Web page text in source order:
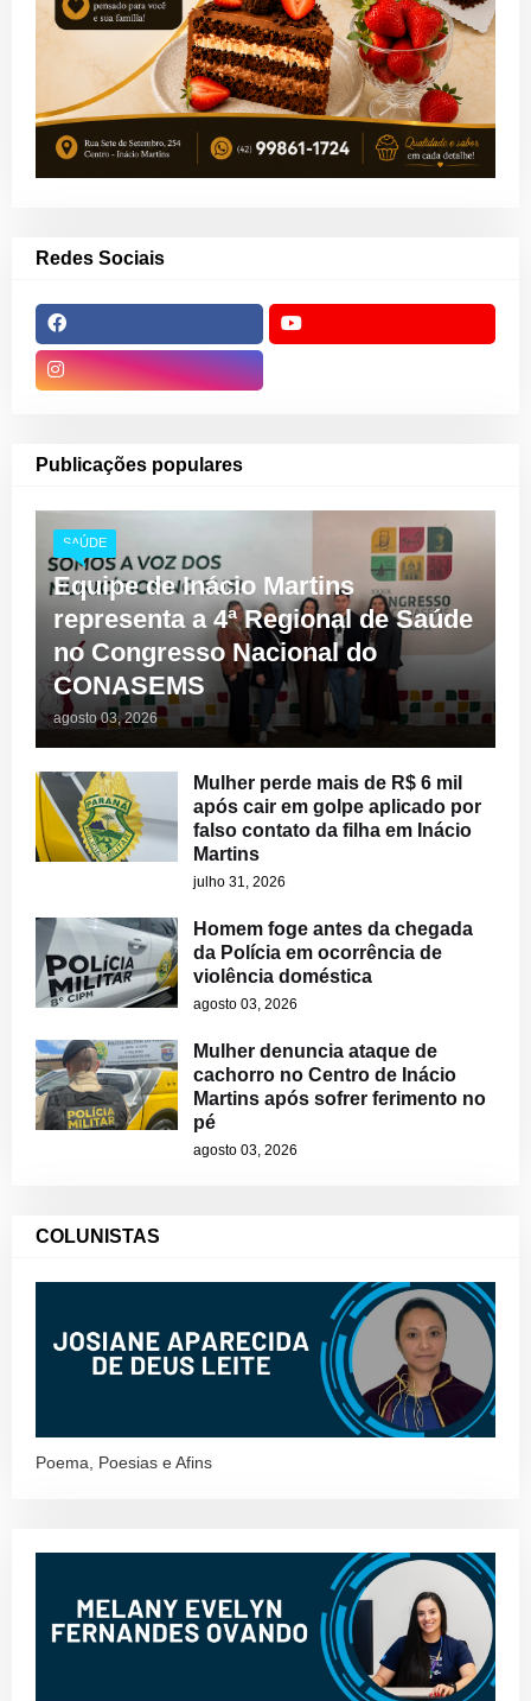
Redes Sociais
Publicações populares
SAÚDE
Equipe de Inácio Martins
representa a 4ª Regional de Saúde
no Congresso Nacional do
CONASEMS
agosto 03, 2026
Mulher perde mais de R$ 6 mil
após cair em golpe aplicado por
falso contato da filha em Inácio
Martins
julho 31, 2026
Homem foge antes da chegada
da Polícia em ocorrência de
violência doméstica
agosto 03, 2026
Mulher denuncia ataque de
cachorro no Centro de Inácio
Martins após sofrer ferimento no
pé
agosto 03, 2026
COLUNISTAS
Poema, Poesias e Afins